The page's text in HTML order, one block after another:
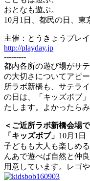
おとなも遊ぶ。
10月1日、都民の日、東
主催：とうきょうプレ
http://playday.jp
---------
都内各所の遊び場がサ
の大切さについてアピ
所ラボ新橋も、サテラ
の日は、「キッズボブ
たします。よかったら
＜ご近所ラボ新橋会場
「キッズボブ」 10月1日
子どもも大人も楽しめ
んあで遊べば自然と仲
用意しています。レゴ